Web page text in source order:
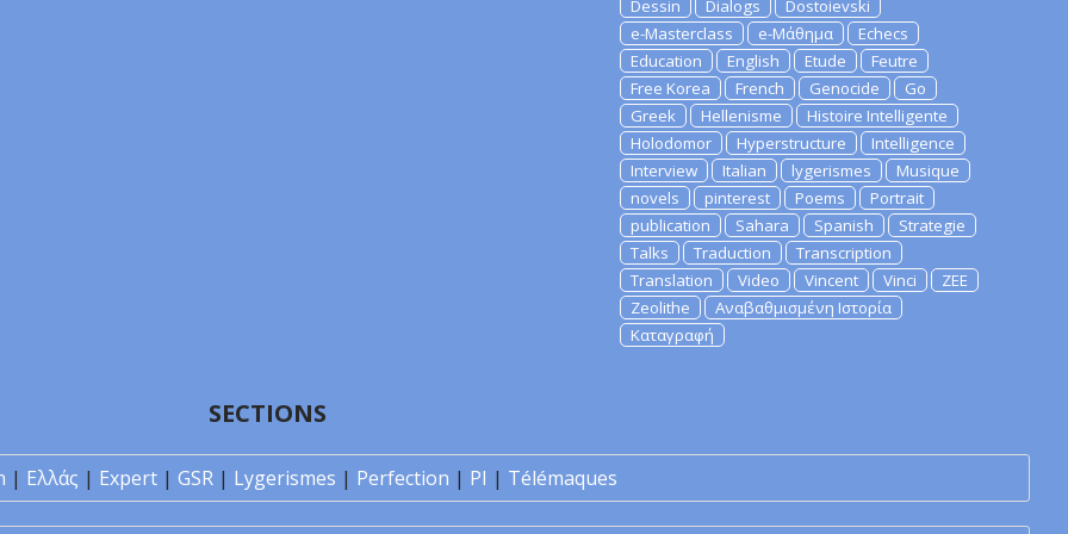
Dessin
Dialogs
Dostoievski
e-Masterclass
e-Μάθημα
Echecs
Education
English Etude
Feutre
Free Korea
French Genocide
Go
Greek
Hellenisme
Histoire Intelligente
Holodomor
Hyperstructure
Intelligence
Interview
Italian lygerismes
Musique
novels
pinterest Poems
Portrait
publication
Sahara Spanish
Strategie
Talks
Traduction
Transcription
Translation
Video Vincent Vinci
ZEE
Zeolithe
Αναβαθμισμένη Ιστορία
Καταγραφή
SECTIONS
| Ελλάς | Expert | GSR | Lygerismes | Perfection | PI | Télémaques